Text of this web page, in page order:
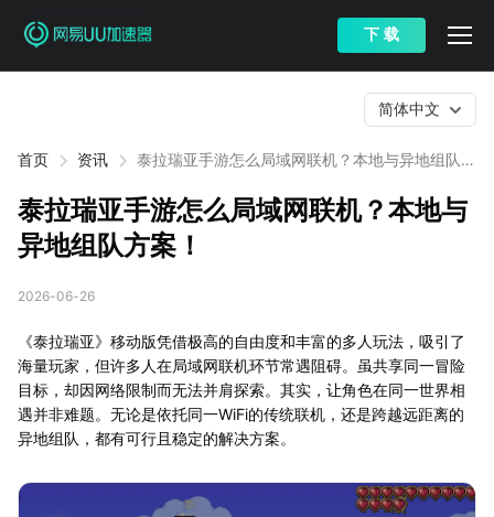
下 载
首页 资讯
泰拉瑞亚手游怎么局域网联机？本地与异地组队方
简体中文
泰拉瑞亚手游怎么局域网联机？本地与
异地组队方案！
2026-06-26
《泰拉瑞亚》移动版凭借极高的自由度和丰富的多人玩法，吸引了
海量玩家，但许多人在局域网联机环节常遇阻碍。虽共享同一冒险
目标，却因网络限制而无法并肩探索。其实，让角色在同一世界相
遇并非难题。无论是依托同一WiFi的传统联机，还是跨越远距离的
异地组队，都有可行且稳定的解决方案。